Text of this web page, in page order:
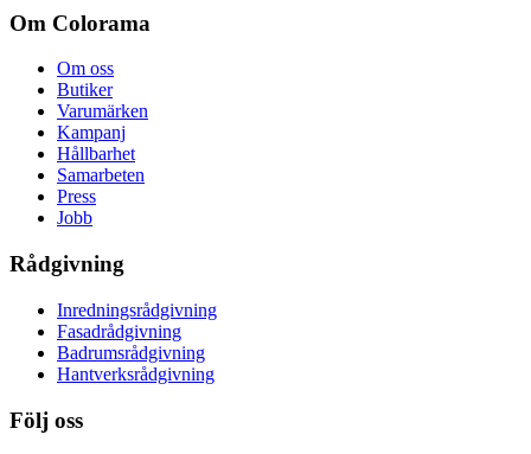
Om Colorama
Om oss
Butiker
Varumärken
Kampanj
Hållbarhet
Samarbeten
Press
Jobb
Rådgivning
Inredningsrådgivning
Fasadrådgivning
Badrumsrådgivning
Hantverksrådgivning
Följ oss